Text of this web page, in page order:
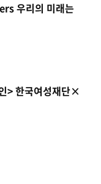
우리의 미래는
> 한국여성재단×